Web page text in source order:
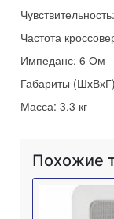
Частота
Импеданс: 6 Ом
Габариты
Масса: 3.3 кг
Похожие